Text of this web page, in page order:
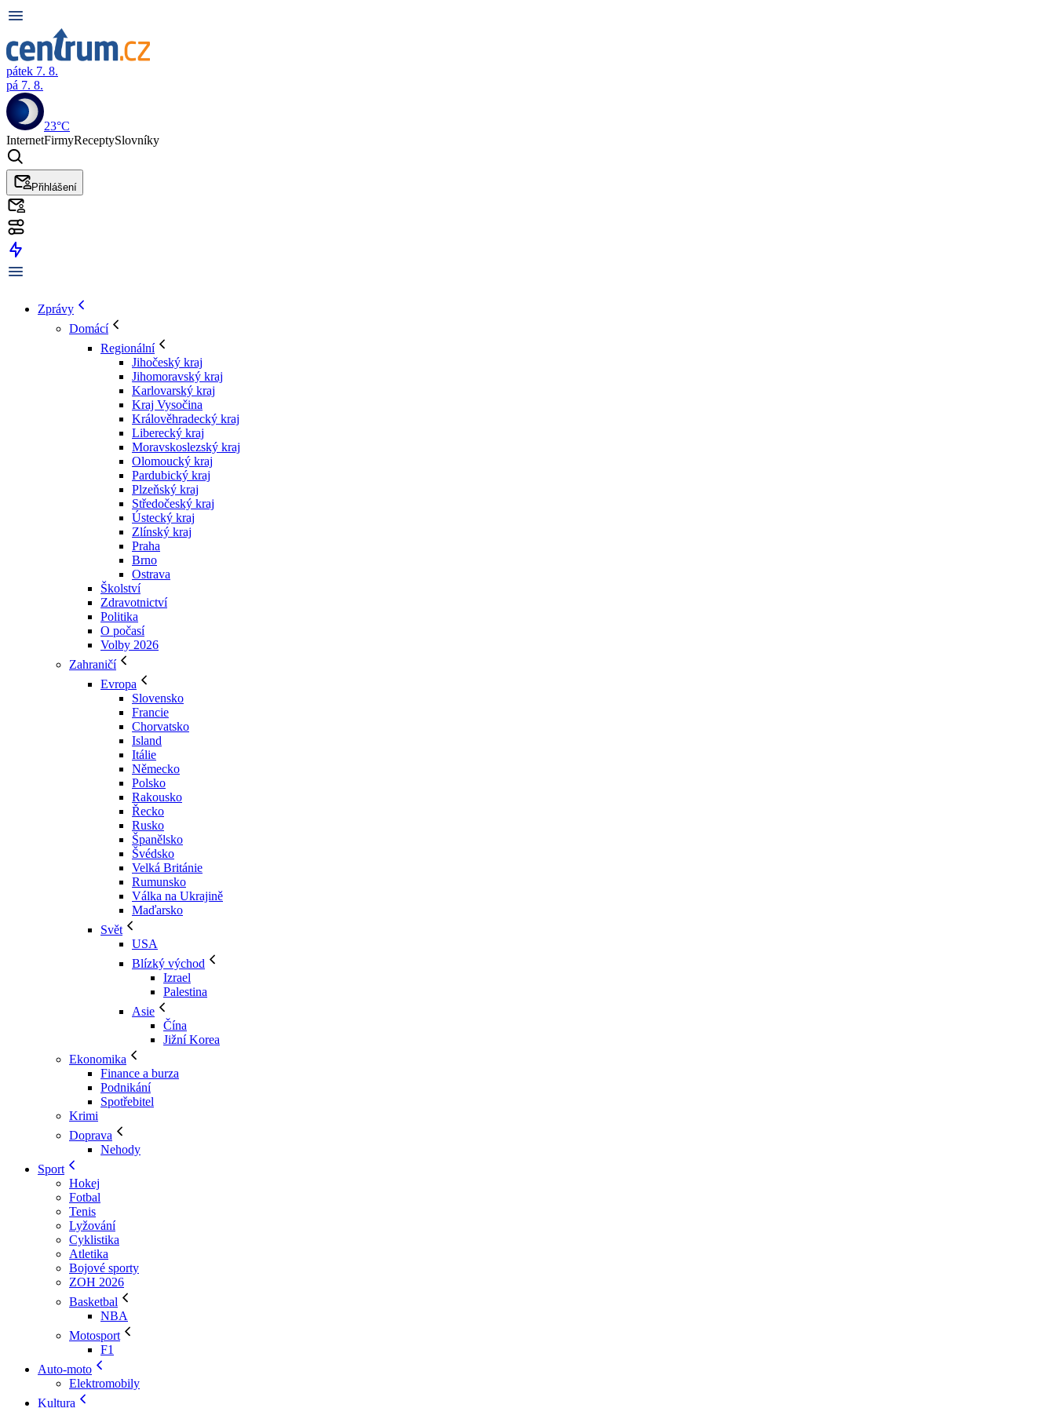
pátek 7. 8.
pá 7. 8.
23°C
InternetFirmyReceptySlovníky
Přihlášení
Zprávy
Domácí
Regionální
Jihočeský kraj
Jihomoravský kraj
Karlovarský kraj
Kraj Vysočina
Králověhradecký kraj
Liberecký kraj
Moravskoslezský kraj
Olomoucký kraj
Pardubický kraj
Plzeňský kraj
Středočeský kraj
Ústecký kraj
Zlínský kraj
Praha
Brno
Ostrava
Školství
Zdravotnictví
Politika
O počasí
Volby 2026
Zahraničí
Evropa
Slovensko
Francie
Chorvatsko
Island
Itálie
Německo
Polsko
Rakousko
Řecko
Rusko
Španělsko
Švédsko
Velká Británie
Rumunsko
Válka na Ukrajině
Maďarsko
Svět
USA
Blízký východ
Izrael
Palestina
Asie
Čína
Jižní Korea
Ekonomika
Finance a burza
Podnikání
Spotřebitel
Krimi
Doprava
Nehody
Sport
Hokej
Fotbal
Tenis
Lyžování
Cyklistika
Atletika
Bojové sporty
ZOH 2026
Basketbal
NBA
Motosport
F1
Auto-moto
Elektromobily
Kultura